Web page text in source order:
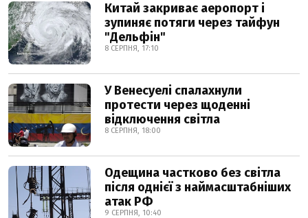
Китай закриває аеропорт і
зупиняє потяги через тайфун
"Дельфін"
8 СЕРПНЯ, 17:10
У Венесуелі спалахнули
протести через щоденні
відключення світла
8 СЕРПНЯ, 18:00
Одещина частково без світла
після однієї з наймасштабніших
атак РФ
9 СЕРПНЯ, 10:40